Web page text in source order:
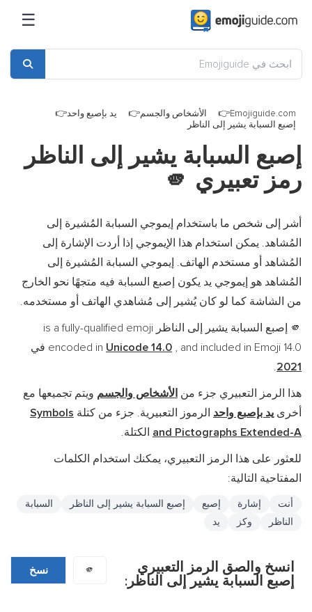
☰
Emojiguide.com الأشخاص والجسم
يد بإصبع واحد
إصبع السبابة يشير إلى الناظر
إصبع السبابة يشير إلى الناظر
رمز تعبيري 🫵
أشر إلى شخص ما باستخدام إيموجي السبابة المُشيرة إلى
المُشاهد. يمكن استخدام هذا الإيموجي إذا أردت الإشارة إلى
المُشاهد أو مستخدم الهاتف. إيموجي السبابة المُشيرة إلى
المُشاهد هو إيموجي يد يكون إصبع السبابة فيه متجهًا نحو الخارج
من الشاشة كما لو كان يُشير إلى مُشاهدي الهاتف أو مستخدمه.
🫵
إصبع السبابة يشير إلى الناظر is a fully-qualified emoji
encoded in Unicode 14.0 , and included in Emoji 14.0 في
2021
.
هذا الرمز التعبيري جزء من الأشخاص والجسم ويتم تجميعها مع
أخرىيد بإصبع واحد الرموز التعبيرية. جزء من كتلة Symbols
and Pictographs Extended-A الكتلة.
للعثور على هذا الرمز التعبيري، يمكنك استخدام الكلمات
المفتاحية التالية:
أنت إشارة إصبع إصبع السبابة يشير إلى الناظر
السبابة
الناظر
وكز يد
انسخ والصق الرمز التعبيري
إصبع السبابة يشير إلى الناظر:
🫵 نسخ